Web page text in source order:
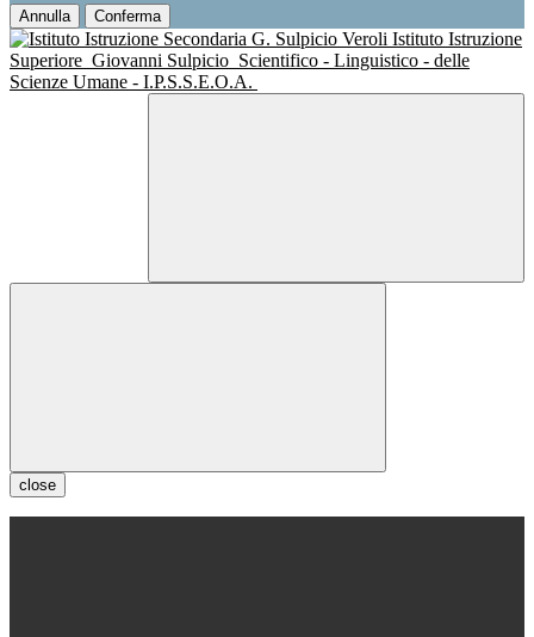
Annulla Conferma
Istituto Istruzione
Superiore Giovanni Sulpicio Scientifico - Linguistico - delle
Scienze Umane - I.P.S.S.E.O.A.
close